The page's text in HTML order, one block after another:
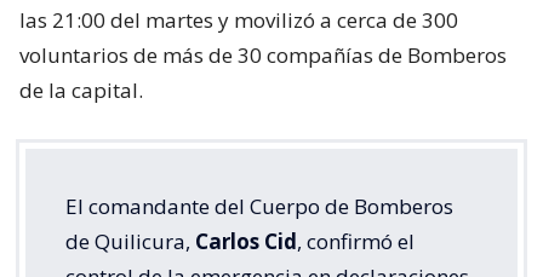
las 21:00 del martes y movilizó a cerca de 300
voluntarios de más de 30 compañías de Bomberos
de la capital.
El comandante del Cuerpo de Bomberos
de Quilicura, Carlos Cid, confirmó el